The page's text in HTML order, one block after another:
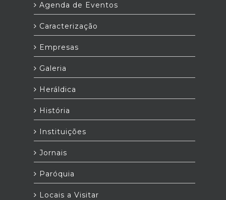
Agenda de Eventos
Caracterização
Empresas
Galeria
Heráldica
História
Instituições
Jornais
Paróquia
Locais a Visitar